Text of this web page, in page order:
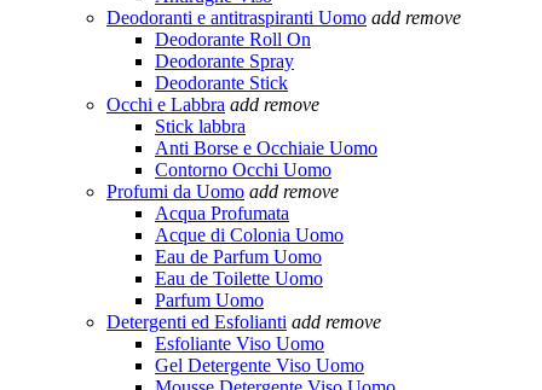
Deodoranti e antitraspiranti Uomo add remove
Deodorante Roll On
Deodorante Spray
Deodorante Stick
Occhi e Labbra add remove
Stick labbra
Anti Borse e Occhiaie Uomo
Contorno Occhi Uomo
Profumi da Uomo add remove
Acqua Profumata
Acque di Colonia Uomo
Eau de Parfum Uomo
Eau de Toilette Uomo
Parfum Uomo
Detergenti ed Esfolianti add remove
Esfoliante Viso Uomo
Gel Detergente Viso Uomo